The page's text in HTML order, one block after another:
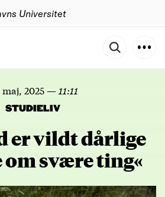
Universitet
maj, 2025— 11:11
STUDIELIV
er vildt dårlige
svære ting«